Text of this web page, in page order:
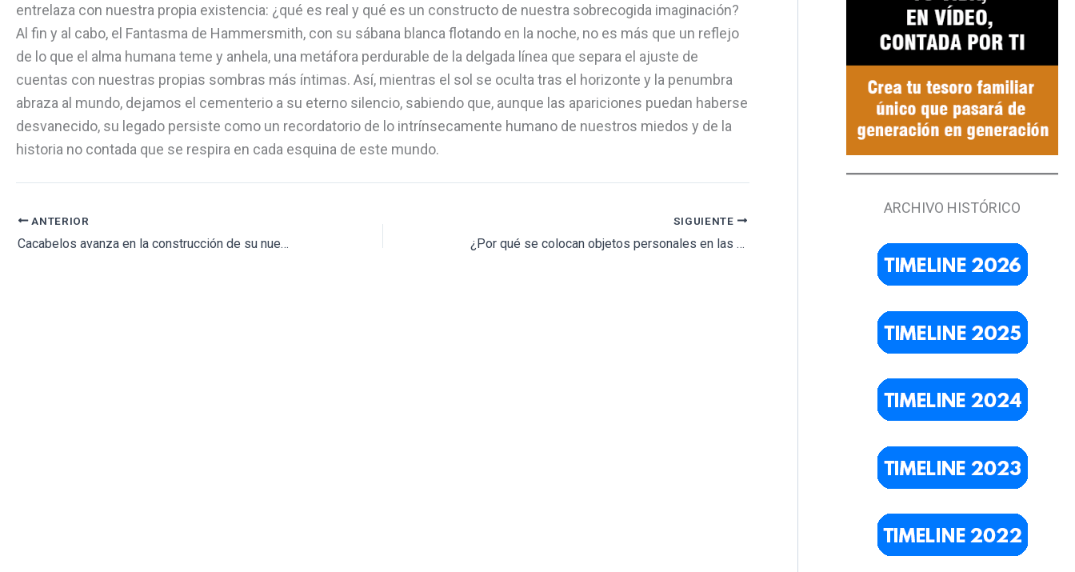
entrelaza con nuestra propia existencia: ¿qué es real y qué es un constructo de nuestra sobrecogida imaginación?
Al fin y al cabo, el Fantasma de Hammersmith, con su sábana blanca flotando en la noche, no es más que un reflejo
de lo que el alma humana teme y anhela, una metáfora perdurable de la delgada línea que separa el ajuste de
cuentas con nuestras propias sombras más íntimas. Así, mientras el sol se oculta tras el horizonte y la penumbra
abraza al mundo, dejamos el cementerio a su eterno silencio, sabiendo que, aunque las apariciones puedan haberse
desvanecido, su legado persiste como un recordatorio de lo intrínsecamente humano de nuestros miedos y de la
historia no contada que se respira en cada esquina de este mundo.
ANTERIOR
Cacabelos avanza en la construcción de su nuevo cementerio municipal
SIGUIENTE
¿Por qué se colocan objetos personales en las tumbas?
ARCHIVO HISTÓRICO